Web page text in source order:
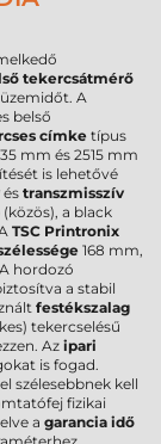
tekercsátmérő
A
belső
címke típus
mm és 2515 mm
is lehetővé
és transzmisszív
a black
TSC Printronix
168 mm,
hordozó
a stabil
festékszalag
tekercselésű
Az ipari
is fogad.
szélesebbnek kell
fizikai
a garancia idő